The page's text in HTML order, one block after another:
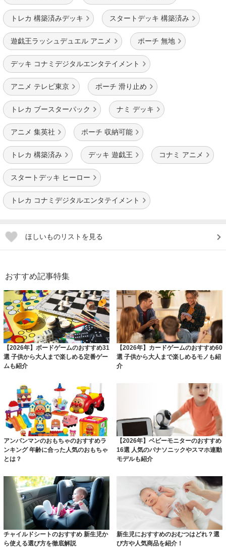
トレカ 構築済みデッキ スタートデッキ 構築済み
遊戯王ラッシュデュエル アニメ ポーチ 無地
デッキ コナミデジタルエンタテイメント
アニメ テレビ東京 ポーチ 滑り止め
トレカ ブースターパック ナミ デッキ
アニメ 集英社 ポーチ 収納可能
トレカ 構築済み デッキ 遊戯王 コナミ アニメ
スタートデッキ ヒーロー
トレカ コナミデジタルエンタテイメント
ほしいものリストを見る
おすすめ記事特集
【2026年】ボードゲームのおすすめ31
選 子供から大人まで楽しめる定番ゲー
ムも紹介
【2026年】カードゲームのおすすめ60
選 子供から大人まで楽しめるモノも紹
介
アンパンマンのおもちゃのおすすめラ
ンキング 年齢に合った人気のおもちゃ
とは？
【2026年】ベビーモニターのおすすめ
16選 人気のパナソニックやスマホ連動
モデルも紹介
チャイルドシートのおすすめ 新生児か
ら使える選び方を徹底解説
新生児におすすめのおむつはどれ？選
び方や人気商品を紹介！